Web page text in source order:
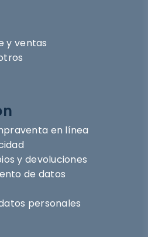
y ventas
en línea
y devoluciones
de datos
personales